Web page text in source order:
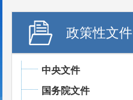
政策性文件
中央文件
国务院文件